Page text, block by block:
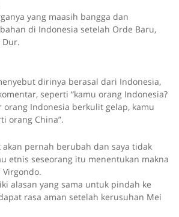
yang maasih bangga dan
di Indonesia setelah Orde Baru,
dirinya berasal dari Indonesia,
seperti “kamu orang Indonesia?
orang Indonesia berkulit gelap, kamu
orang China”.
pernah berubah dan saya tidak
etnis seseorang itu menentukan makna
alasan yang sama untuk pindah ke
rasa aman setelah kerusuhan Mei